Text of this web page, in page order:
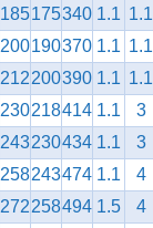
185175340 1.1 1.1
200190370 1.1 1.1
212200390 1.1 1.1
230218414 1.1 3
243230434 1.1 3
258243474 1.1 4
272258494 1.5 4